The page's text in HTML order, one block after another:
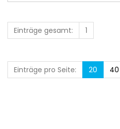
Einträge gesamt: 1
Einträge pro Seite: 20 40